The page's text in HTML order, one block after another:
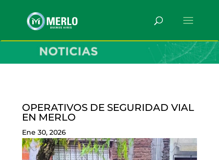
OPERATIVOS DE SEGURIDAD VIAL
EN MERLO
Ene 30, 2026